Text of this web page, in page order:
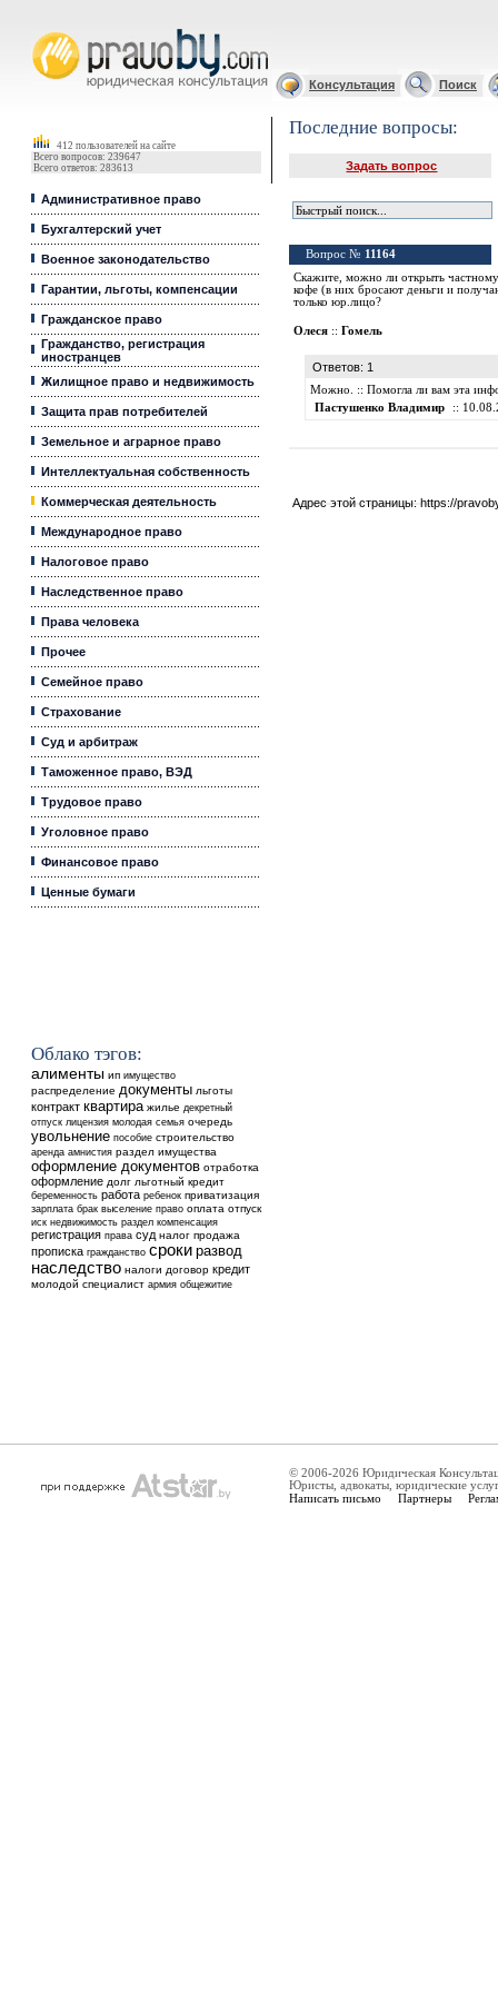
Консультация Поиск
412 пользователей на сайте
Всего вопросов: 239647
Всего ответов: 283613
Административное право
Бухгалтерский учет
Военное законодательство
Гарантии, льготы, компенсации
Гражданское право
Гражданство, регистрация
иностранцев
Жилищное право и недвижимость
Защита прав потребителей
Земельное и аграрное право
Интеллектуальная собственность
Коммерческая деятельность
Международное право
Налоговое право
Наследственное право
Права человека
Прочее
Семейное право
Страхование
Суд и арбитраж
Таможенное право, ВЭД
Трудовое право
Уголовное право
Финансовое право
Ценные бумаги
Облако тэгов:
алименты ип имущество
распределение документы льготы
контракт квартира жилье декретный
отпуск лицензия молодая семья очередь
увольнение пособие строительство
аренда амнистия раздел имущества
оформление документов отработка
оформление долг льготный кредит
беременность работа ребенок приватизация
зарплата брак выселение право оплата отпуск
иск недвижимость раздел компенсация
регистрация права суд налог продажа
прописка гражданство сроки развод
наследство налоги договор кредит
молодой специалист армия общежитие
Последние вопросы:
Задать вопрос
Вопрос № 11164
Скажите, можно ли открыть
кофе (в них бросают деньги и
только юр.лицо?
Олеся :: Гомель
Ответов: 1
Можно. :: Помогла ли вам эта
Пастушенко Владимир
::
Адрес этой страницы: https://
© 2006-2026 Юридическая
Юристы, адвокаты, юридические
Написать письмо Партнеры